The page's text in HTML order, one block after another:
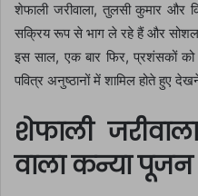
शेफाली जरीवाला, तुलसी कुमार और
सक्रिय रूप से भाग ले रहे हैं और सोशल
इस साल, एक बार फिर, प्रशंसकों
पवित्र अनुष्ठानों में शामिल होते हुए
शेफाली
वाला कन्या पूजन